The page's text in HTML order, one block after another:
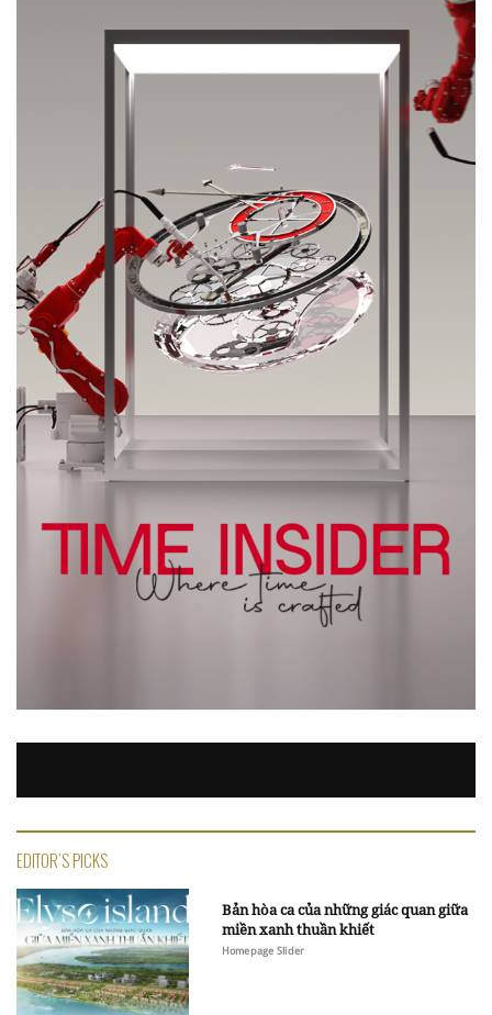
EDITOR'S PICKS
Bản hòa ca của những giác quan giữa
miền xanh thuần khiết
Homepage Slider